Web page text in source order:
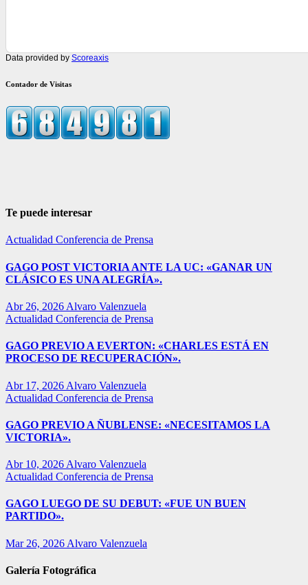
Data provided by Scoreaxis
Contador de Visitas
Te puede interesar
Actualidad Conferencia de Prensa
GAGO POST VICTORIA ANTE LA UC: «GANAR UN
CLÁSICO ES UNA ALEGRÍA».
Abr 26, 2026 Alvaro Valenzuela
Actualidad Conferencia de Prensa
GAGO PREVIO A EVERTON: «CHARLES ESTÁ EN
PROCESO DE RECUPERACIÓN».
Abr 17, 2026 Alvaro Valenzuela
Actualidad Conferencia de Prensa
GAGO PREVIO A ÑUBLENSE: «NECESITAMOS LA
VICTORIA».
Abr 10, 2026 Alvaro Valenzuela
Actualidad Conferencia de Prensa
GAGO LUEGO DE SU DEBUT: «FUE UN BUEN
PARTIDO».
Mar 26, 2026 Alvaro Valenzuela
Galería Fotográfica